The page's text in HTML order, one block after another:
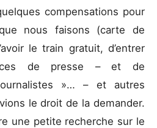
compensations pour
nous faisons (carte de
le train gratuit, d’entrer
de presse – et de
»… – et autres
le droit de la demander.
une petite recherche sur le